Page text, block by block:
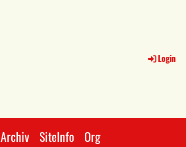
Login
Archiv SiteInfo Org